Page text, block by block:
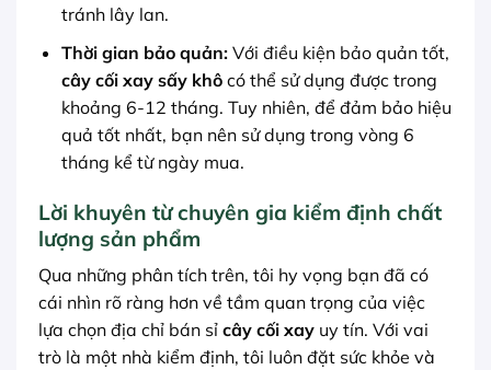
tránh lây lan.
Thời gian bảo quản:Với điều kiện bảo quản tốt,
cây cối xay sấy khôcó thể sử dụng được trong
khoảng 6-12 tháng. Tuy nhiên, để đảm bảo hiệu
quả tốt nhất, bạn nên sử dụng trong vòng 6
tháng kể từ ngày mua.
Lời khuyên từ chuyên gia kiểm định chất
lượng sản phẩm
Qua những phân tích trên, tôi hy vọng bạn đã có
cái nhìn rõ ràng hơn về tầm quan trọng của việc
lựa chọn địa chỉ bán sỉ cây cối xay uy tín. Với vai
trò là một nhà kiểm định, tôi luôn đặt sức khỏe và